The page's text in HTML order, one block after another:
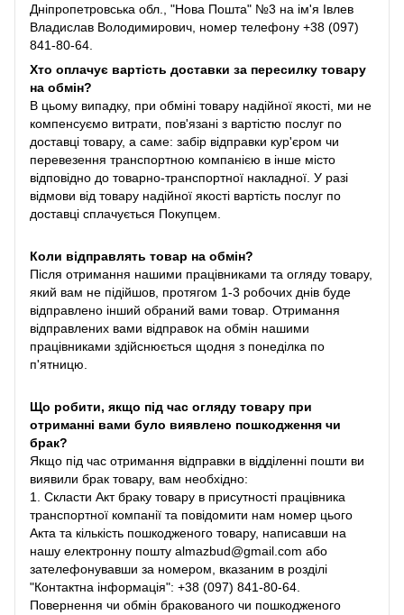
Дніпропетровська обл., "Нова Пошта" №3 на ім'я Івлев
Владислав Володимирович, номер телефону +38 (097)
841-80-64.
Хто оплачує вартість доставки за пересилку товару
на обмін?
В цьому випадку, при обміні товару надійної якості, ми не
компенсуємо витрати, пов'язані з вартістю послуг по
доставці товару, а саме: забір відправки кур'єром чи
перевезення транспортною компанією в інше місто
відповідно до товарно-транспортної накладної. У разі
відмови від товару надійної якості вартість послуг по
доставці сплачується Покупцем.
Коли відправлять товар на обмін?
Після отримання нашими працівниками та огляду товару,
який вам не підійшов, протягом 1-3 робочих днів буде
відправлено інший обраний вами товар. Отримання
відправлених вами відправок на обмін нашими
працівниками здійснюється щодня з понеділка по
п'ятницю.
Що робити, якщо під час огляду товару при
отриманні вами було виявлено пошкодження чи
брак?
Якщо під час отримання відправки в відділенні пошти ви
виявили брак товару, вам необхідно:
1. Скласти Акт браку товару в присутності працівника
транспортної компанії та повідомити нам номер цього
Акта та кількість пошкодженого товару, написавши на
нашу електронну пошту almazbud@gmail.com або
зателефонувавши за номером, вказаним в розділі
"Контактна інформація": +38 (097) 841-80-64.
Повернення чи обмін бракованого чи пошкодженого